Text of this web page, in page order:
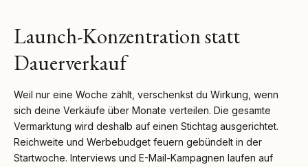
Launch-Konzentration statt
Dauerverkauf
Weil nur eine Woche zählt, verschenkst du Wirkung, wenn
sich deine Verkäufe über Monate verteilen. Die gesamte
Vermarktung wird deshalb auf einen Stichtag ausgerichtet.
Reichweite und Werbebudget feuern gebündelt in der
Startwoche. Interviews und E-Mail-Kampagnen laufen auf